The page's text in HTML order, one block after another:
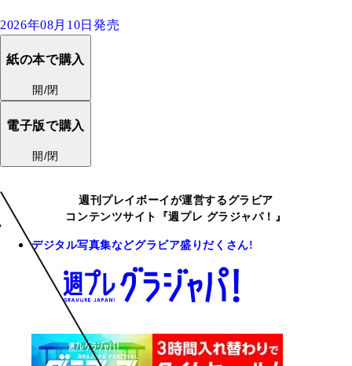
2026年08月10日発売
紙の本で購入
開/閉
電子版で購入
開/閉
週刊プレイボーイが運営するグラビア
コンテンツサイト『週プレ グラジャパ！』
デジタル写真集などグラビア盛りだくさん!